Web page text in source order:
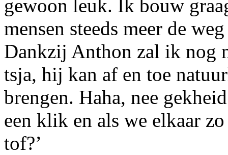
gewoon leuk. Ik bouw
mensen steeds meer de
Dankzij Anthon zal ik nog
tsja, hij kan af en toe
brengen. Haha, nee
een klik en als we elkaar
tof?’